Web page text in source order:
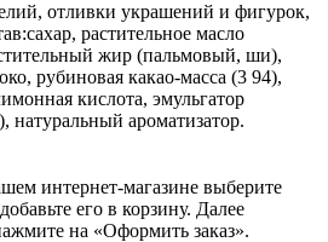
отливки украшений и фигурок,
растительное масло
жир (пальмовый, ши),
рубиновая какао-масса (3 94),
кислота, эмульгатор
ароматизатор.
интернет-магазине выберите
его в корзину. Далее
на «Оформить заказ».